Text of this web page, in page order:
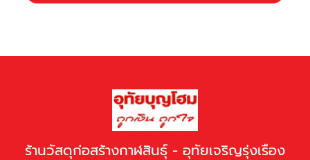
ร้านวัสดุก่อสร้างกาฬสินธุ์ - อุทัยเจริญรุ่งเรือง